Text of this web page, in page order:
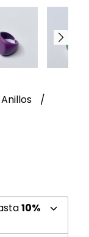
Anillos
10%